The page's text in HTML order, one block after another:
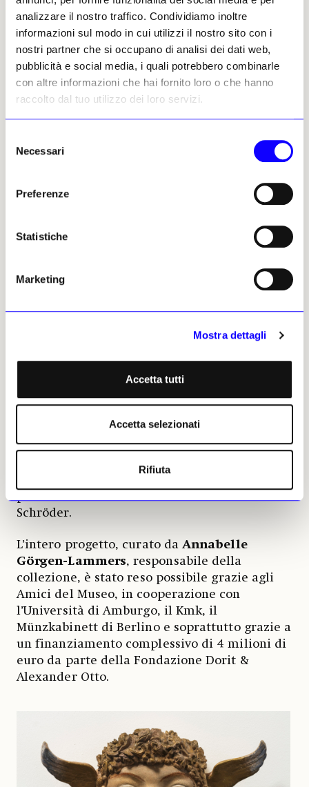
analizzare il nostro traffico. Condividiamo inoltre
informazioni sul modo in cui utilizzi il nostro sito con i
nostri partner che si occupano di analisi dei dati web,
pubblicità e social media, i quali potrebbero combinarle
con altre informazioni che hai fornito loro o che hanno
raccolto dal tuo utilizzo dei loro servizi.
delNecessari
Preferenze
Statistiche
Marketing
Mostra dettagli
Accetta tutti
Accetta selezionati
Rifiuta
Il percorso espositivo sviluppatemi
trasversali che connettono epoche lontane
l’ideale classico dell’antichità viene esplorato
e messo in discussione attraverso
accostamenti puntuali con opere del
Novecento e del XXI secolo. Nella Sala delle
Colonne, originariamente dedicata alla dea
di una tetradramma greca incontra «Il gufo»
Il fregio del Partenone che corre lungo il
illuminato per la prima volta. I calchi in gesso
ottocenteschi tratti da capolavori antichi,
ceduti all’Università di Amburgo nel 1980,
tornano ora in prestito decennale. Ritratti
contemporanee; grandi sculture di Auguste
Rodin e Aristide Maillol si confrontano con
installazioni video di Marina Abramovic.
Il circuito si conclude nella rotonda con
Breast Wishing Fountain From Grandma’s
Lab» (2026) diLaure Prouvost, una fontana
dei desideri che risponde in modo singolare
Schröder.
L’intero progetto, curato daAnnabelle
Görgen-Lammers, responsabile della
collezione, è stato reso possibile grazie agli
Amici del Museo, in cooperazione con
l’Università di Amburgo, il Kmk, il
Münzkabinett di Berlino e soprattutto grazie a
un finanziamento complessivo di 4 milioni di
euro da parte della Fondazione Dorit &
Alexander Otto.